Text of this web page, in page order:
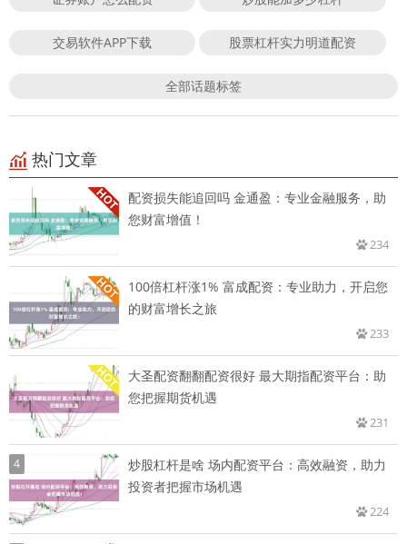
交易软件APP下载 股票杠杆实力明道配资
全部话题标签
热门文章
配资损失能追回吗 金通盈：专业金融服务，助
您财富增值！
234
100倍杠杆涨1% 富成配资：专业助力，开启您
的财富增长之旅
233
大圣配资翻翻配资很好 最大期指配资平台：助
您把握期货机遇
231
4
炒股杠杆是啥 场内配资平台：高效融资，助力
投资者把握市场机遇
224